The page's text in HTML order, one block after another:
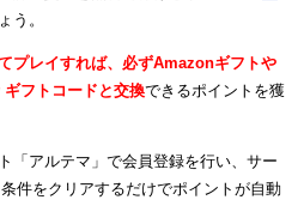
う。
プレイすれば、必ずAmazonギフトや
フトコードと交換できるポイントを獲
「アルテマ」で会員登録を行い、サー
件をクリアするだけでポイントが自動